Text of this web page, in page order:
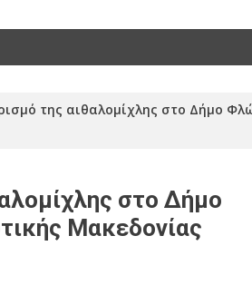
2015)
της αιθαλομίχλης στο Δήμο
στο Δήμο
Μακεδονίας